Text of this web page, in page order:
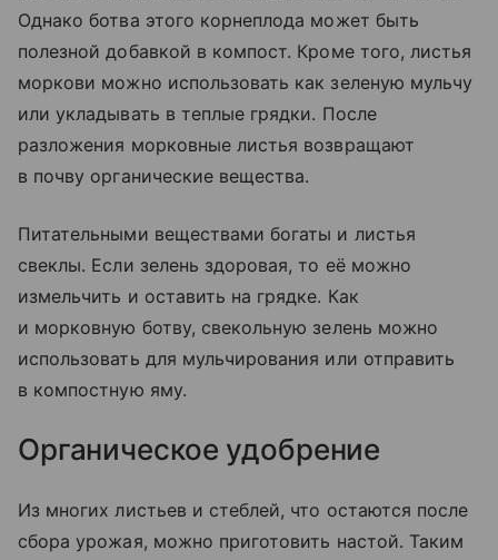
Однако ботва этого корнеплода может быть
полезной добавкой в компост. Кроме того, листья
моркови можно использовать как зеленую мульчу
или укладывать в теплые грядки. После
разложения морковные листья возвращают
в почву органические вещества.
Питательными веществами богаты и листья
свеклы. Если зелень здоровая, то её можно
измельчить и оставить на грядке. Как
и морковную ботву, свекольную зелень можно
использовать для мульчирования или отправить
в компостную яму.
Органическое удобрение
Из многих листьев и стеблей, что остаются после
сбора урожая, можно приготовить настой. Таким